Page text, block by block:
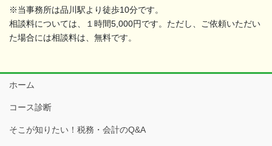
※当事務所は品川駅より徒歩10分です。
相談料については、１時間5,000円です。ただし、ご依頼いただい
た場合には相談料は、無料です。
ホーム
コース診断
そこが知りたい！税務・会計のQ&A